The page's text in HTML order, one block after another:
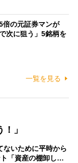
倍の元証券マンが
次に狙う」5銘柄を
一覧を見る
」
ないために平時から
「資産の棚卸し…